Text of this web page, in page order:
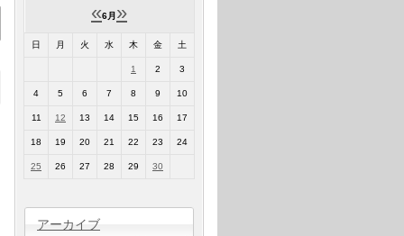
«6月 »
日 月 火 水 木 金 土
1 2 3
4 5 6 7 8 9 10
11 12 13 14 15 16 17
18 19 20 21 22 23 24
25 26 27 28 29 30
アーカイブ